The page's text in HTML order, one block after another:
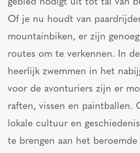
gebied nodigt uit tot tal van
Of je nu houdt van
mountainbiken, er zijn
routes om te verkennen. In
heerlijk zwemmen in het
voor de avonturiers zijn er
raften, vissen en paintballen.
lokale cultuur en
te brengen aan het beroemde